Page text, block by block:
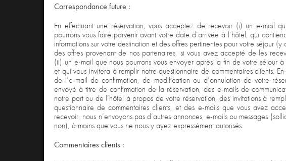
Correspondance future :
En effectuant une réservation, vous acceptez de recevoir (i) un e-mail
pourrons vous faire parvenir avant votre date d’arrivée à l’hôtel, qui
informations sur votre destination et des offres pertinentes pour votre séjour (y
des offres provenant de nos partenaires, si vous avez accepté de les
(ii) un e-mail que nous pourrons vous envoyer après la fin de votre séjour à
et qui vous invitera à remplir notre questionnaire de commentaires clients.
de l’e-mail de confirmation, de modification ou d’annulation de votre
envoyé à titre de confirmation de la réservation, des e-mails de
notre part ou de l’hôtel à propos de votre réservation, des invitations à
questionnaire de commentaires clients, et des e-mails que vous avez
recevoir, nous n’envoyons pas d’autres annonces, e-mails ou messages
non), à moins que vous ne nous y ayez expressément autorisés.
Commentaires clients :